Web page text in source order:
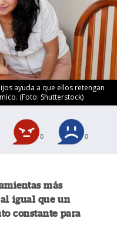
ayuda a que ellos retengan
(Foto: Shutterstock)
0 0
más
al igual que un
constante para